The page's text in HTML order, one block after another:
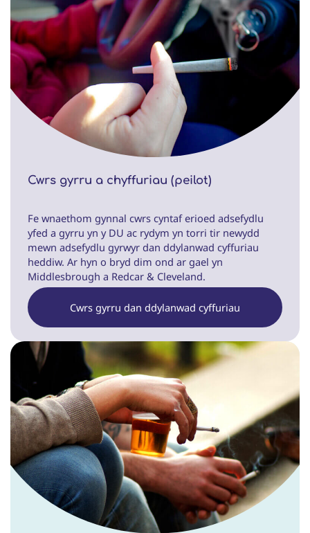
Cwrs gyrru a chyffuriau (peilot)
Fe wnaethom gynnal cwrs cyntaf erioed adsefydlu
yfed a gyrru yn y DU ac rydym yn torri tir newydd
mewn adsefydlu gyrwyr dan ddylanwad cyffuriau
heddiw. Ar hyn o bryd dim ond ar gael yn
Middlesbrough a Redcar & Cleveland.
Cwrs gyrru dan ddylanwad cyffuriau